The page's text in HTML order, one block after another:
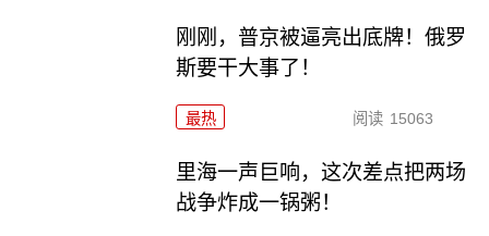
刚刚，普京被逼亮出底牌！俄罗
斯要干大事了！
最热 阅读 15063
里海一声巨响，这次差点把两场
战争炸成一锅粥！